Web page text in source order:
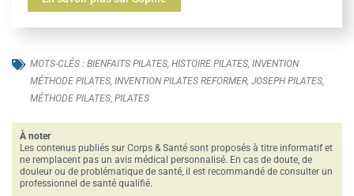
MOTS-CLÉS : BIENFAITS PILATES, HISTOIRE PILATES, INVENTION
MÉTHODE PILATES, INVENTION PILATES REFORMER, JOSEPH PILATES,
MÉTHODE PILATES, PILATES
À noter
Les contenus publiés sur Corps & Santé sont proposés à titre informatif et
ne remplacent pas un avis médical personnalisé. En cas de doute, de
douleur ou de problématique de santé, il est recommandé de consulter un
professionnel de santé qualifié.